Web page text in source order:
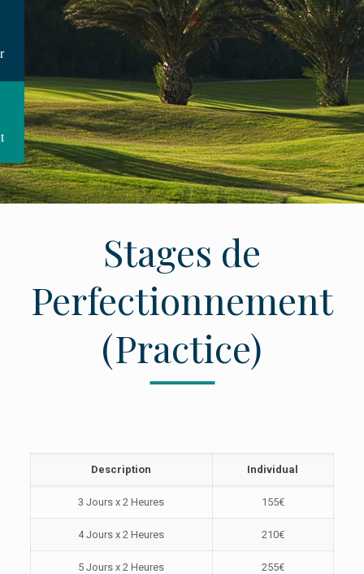
Stages de
Perfectionnement
(Practice)
Description Individual
3 Jours x 2 Heures 155€
4 Jours x 2 Heures 210€
5 Jours x 2 Heures 255€